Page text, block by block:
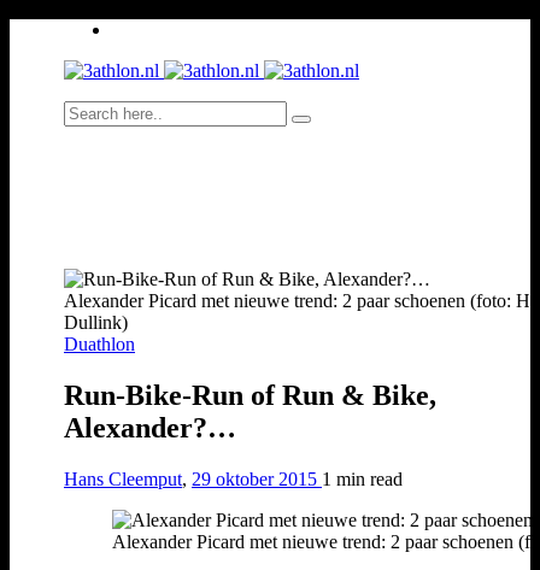
Alexander Picard met nieuwe trend: 2 paar schoenen (foto:
Dullink)
Duathlon
Run-Bike-Run of Run & Bike,
Alexander?…
Hans Cleemput, 29 oktober 2015 1 min read
Alexander Picard met nieuwe trend: 2 paar schoenen